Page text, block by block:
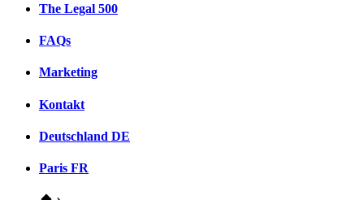
The Legal 500
FAQs
Marketing
Kontakt
Deutschland DE
Paris FR